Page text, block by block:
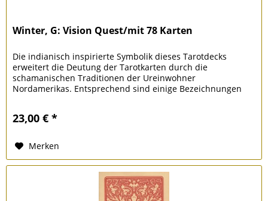
Winter, G: Vision Quest/mit 78 Karten
Die indianisch inspirierte Symbolik dieses Tarotdecks
erweitert die Deutung der Tarotkarten durch die
schamanischen Traditionen der Ureinwohner
Nordamerikas. Entsprechend sind einige Bezeichnungen
23,00 € *
Merken